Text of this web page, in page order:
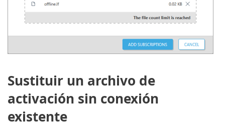
Sustituir un archivo de
activación sin conexión
existente